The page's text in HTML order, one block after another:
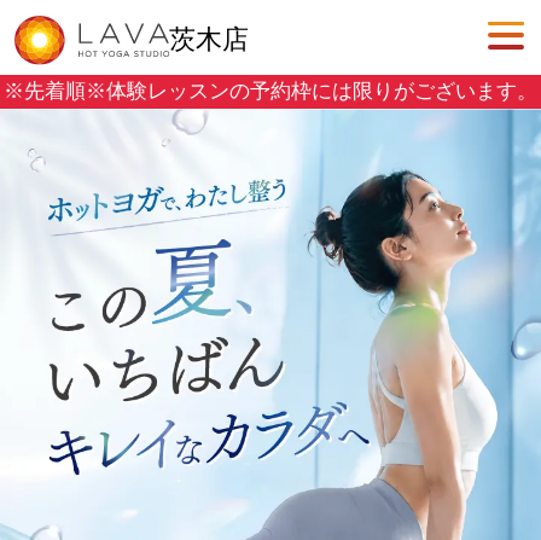
茨木店
※先着順※体験レッスンの予約枠には限りがございます。